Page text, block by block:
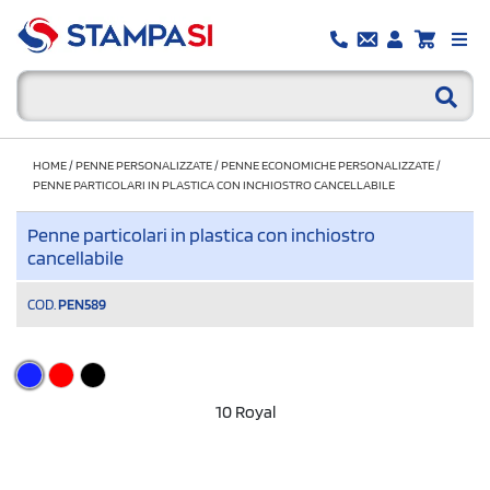
HOME/PENNE PERSONALIZZATE/PENNE ECONOMICHE PERSONALIZZATE/
PENNE PARTICOLARI IN PLASTICA CON INCHIOSTRO CANCELLABILE
Penne particolari in plastica con inchiostro
cancellabile
COD. PEN589
10 Royal